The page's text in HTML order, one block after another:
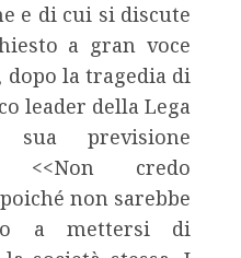
e di cui si discute
a gran voce
la tragedia di
leader della Lega
previsione
<<Non credo
non sarebbe
a mettersi di